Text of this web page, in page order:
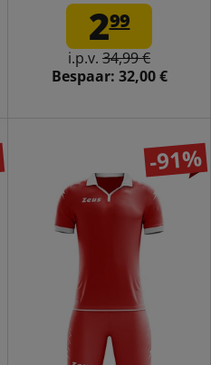
299
i.p.v. 34,99 €
Bespaar: 32,00 €
-91%